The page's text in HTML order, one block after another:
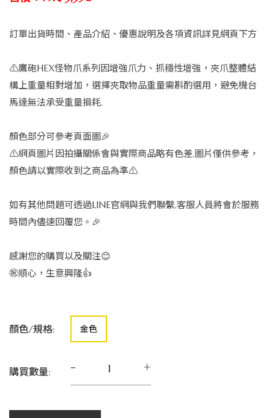
訂單出貨時間、產品介紹、優惠說明及各項資訊詳見網頁下方
⚠️鷹砲HEX怪物爪系列因增強爪力、抓穩性增強，夾爪整體結
構上重量相對增加，選擇夾取物品重量需斟酌選用，避免機台
馬達無法承受重量損耗.
顏色部分可參考頁面圖🎉
⚠️網頁圖片因拍攝關係會與實際商品略有色差,圖片僅供參考，
顏色請以實際收到之商品為準⚠️
如有其他問題可透過LINE官網與我們聯繫,客服人員將會於服務
時間內儘速回覆您。🎉
感謝您的購買以及關注😊
㊗️順心，生意興隆👍
顏色/規格: 金色
購買數量: - +